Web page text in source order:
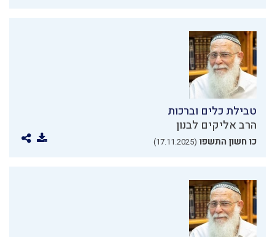
טבילת כלים וברכות
הרב אליקים לבנון
כו חשון התשפו (17.11.2025)